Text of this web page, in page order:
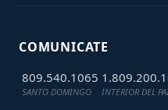
COMUNICATE
809.540.1065
SANTO DOMINGO INTERIOR DEL